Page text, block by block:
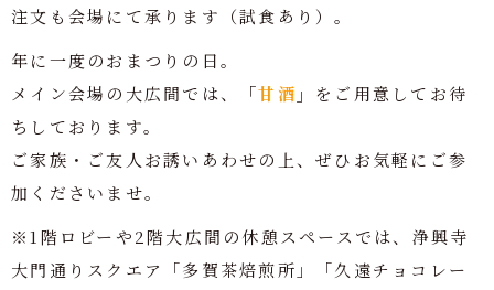
注文も会場にて承ります（試食あり）。
年に一度のおまつりの日。
メイン会場の大広間では、
「甘酒 」 をご用意してお待
ちしております。
ご家族・ご友人お誘いあわせの上、ぜひお気軽にご参
加くださいませ。
※1階ロビーや2階大広間の休憩スペースでは、浄興寺
大門通りスクエア「多賀茶焙煎所」「久遠チョコレー